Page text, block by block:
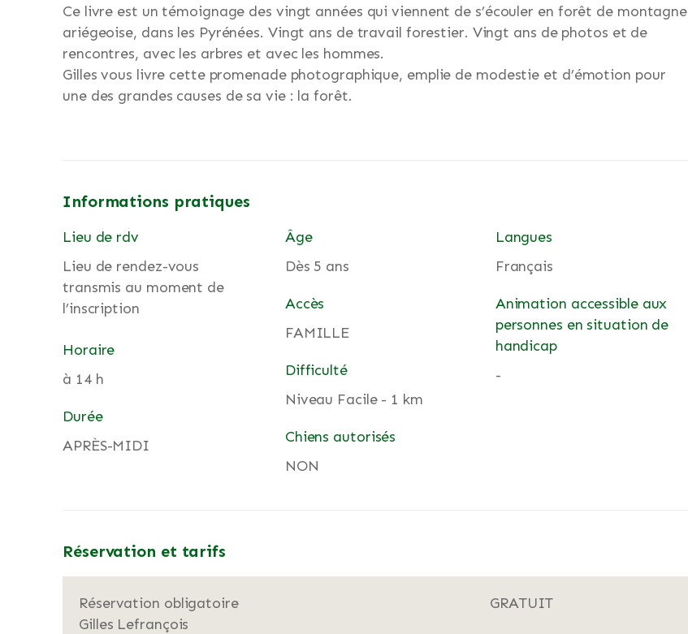
Ce livre est un témoignage des vingt années qui viennent de s’écouler en forêt de montagne
ariégeoise, dans les Pyrénées. Vingt ans de travail forestier. Vingt ans de photos et de
rencontres, avec les arbres et avec les hommes.
Gilles vous livre cette promenade photographique, emplie de modestie et d’émotion pour
une des grandes causes de sa vie : la forêt.
Informations pratiques
Lieu de rdv
Lieu de rendez-vous
transmis au moment de
l’inscription
Horaire
à 14 h
Durée
APRÈS-MIDI
Âge
Dès 5 ans
Accès
FAMILLE
Difficulté
Niveau Facile - 1 km
Chiens autorisés
NON
Langues
Français
Animation accessible aux
personnes en situation de
handicap
-
Réservation et tarifs
Réservation obligatoire
Gilles Lefrançois
GRATUIT